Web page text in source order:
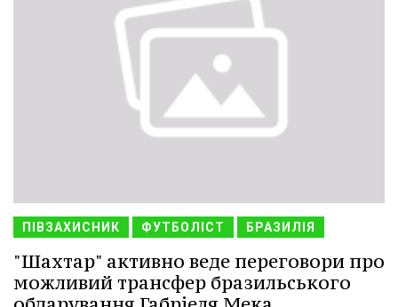
ПІВЗАХИСНИК ФУТБОЛІСТ БРАЗИЛІЯ
"Шахтар" активно веде переговори про
можливий трансфер бразильського